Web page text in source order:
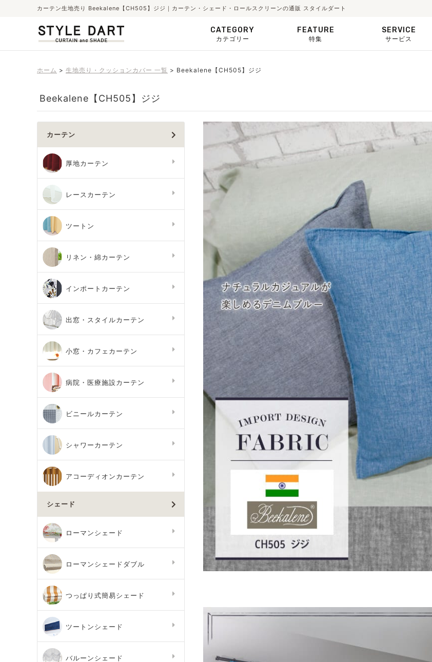
カーテン生地売り Beekalene【CH505】ジジ｜カーテン・シェード・ロールスクリーンの通販 スタイルダート
CATEGORY
カテゴリー
FEATURE
特集
SERVICE
サービス
ホーム 生地売り・クッションカバー 一覧 Beekalene【CH505】ジジ
Beekalene【CH505】ジジ
カーテン
厚地カーテン
レースカーテン
ツートン
リネン・綿カーテン
インポートカーテン
出窓・スタイルカーテン
小窓・カフェカーテン
病院・医療施設カーテン
ビニールカーテン
シャワーカーテン
アコーディオンカーテン
シェード
ローマンシェード
ローマンシェードダブル
つっぱり式簡易シェード
ツートンシェード
バルーンシェード